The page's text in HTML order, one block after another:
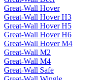
Great-Wall Hover
Great-Wall Hover H3
Great-Wall Hover H5
Great-Wall Hover H6
Great-Wall Hover M4
Great-Wall M2
Great-Wall M4
Great-Wall Safe